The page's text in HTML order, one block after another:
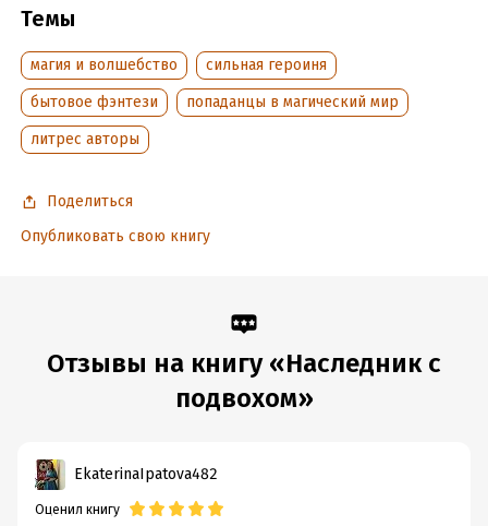
- бытовое фэнтези
- гендерная интрига
- любовь и магия
- приключения, интриги, тайны
- жадная тетка
- рыжий и пронырливый маг
Подробная информация
Объем:
Год издания: 2026
Дата поступления:14 апреля 2026
Темы
магия и волшебство
сильная героиня
бытовое фэнтези
попаданцы в магический мир
литрес авторы
Поделиться
Опубликовать свою книгу
Отзывы на книгу «Наследник с
подвохом»
EkaterinaIpatova482
Оценил книгу